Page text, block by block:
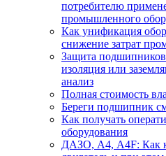
потребителю
промышленного
Как унификация
снижение затрат
Защита
изоляция или
анализ
Полная стоимость
Береги подшипник
Как получать
оборудования
ДАЗО, А4, А4F: Как